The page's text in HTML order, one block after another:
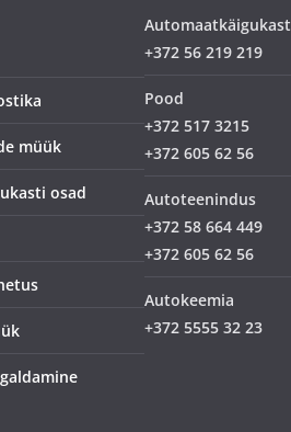
müük
osad
Automaatkäigukast
+372 56 219 219
Pood
+372 517 3215
+372 605 62 56
Autoteenindus
+372 58 664 449
+372 605 62 56
Autokeemia
+372 5555 32 23